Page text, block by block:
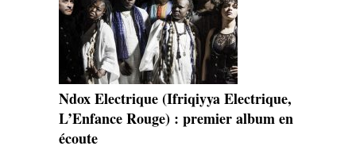
Ndox Electrique (Ifriqiyya Electrique,
L’Enfance Rouge) : premier album en
écoute